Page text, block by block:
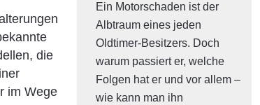
die
im Wege
Ein Motorschaden ist der
Albtraum eines jeden
Oldtimer-Besitzers. Doch
warum passiert er, welche
Folgen hat er und vor allem –
wie kann man ihn